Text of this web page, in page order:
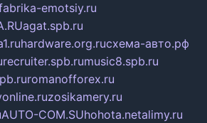
emotsiy.ru
agat.spb.ru
hardware.org.ruсхема-авто.рф
recruiter.spb.rumusic8.spb.ru
romanofforex.ru
zosikamery.ru
AUTO-COM.SUhohota.netalimy.ru